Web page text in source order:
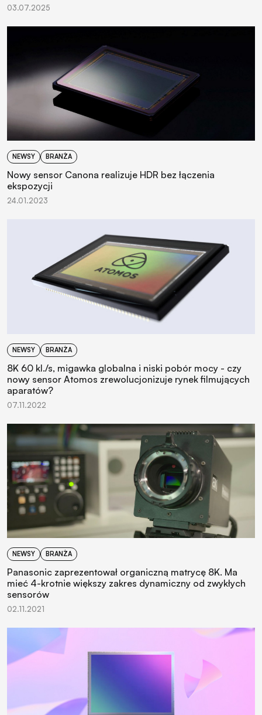
03.07.2025
NEWSY BRANŻA
Nowy sensor Canona realizuje HDR bez łączenia
ekspozycji
24.01.2023
NEWSY BRANŻA
8K 60 kl./s, migawka globalna i niski pobór mocy - czy
nowy sensor Atomos zrewolucjonizuje rynek filmujących
aparatów?
07.11.2022
NEWSY BRANŻA
Panasonic zaprezentował organiczną matrycę 8K. Ma
mieć 4-krotnie większy zakres dynamiczny od zwykłych
sensorów
02.11.2021